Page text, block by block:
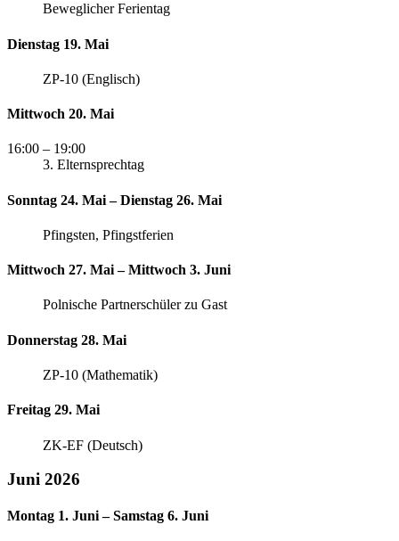
Beweglicher Ferientag
Dienstag 19. Mai
ZP-10 (Englisch)
Mittwoch 20. Mai
16:00 – 19:00
3. Elternsprechtag
Sonntag 24. Mai – Dienstag 26. Mai
Pfingsten, Pfingstferien
Mittwoch 27. Mai – Mittwoch 3. Juni
Polnische Partnerschüler zu Gast
Donnerstag 28. Mai
ZP-10 (Mathematik)
Freitag 29. Mai
ZK-EF (Deutsch)
Juni 2026
Montag 1. Juni – Samstag 6. Juni